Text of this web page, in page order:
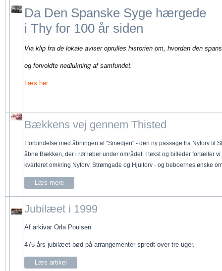
Da Den Spanske Syge hærgede
i Thy for 100 år siden
Via klip fra de lokale aviser oprulles historien om, hvordan den
og forvoldte nedlukning af samfundet.
Læs her
Bækkens vej gennem Thisted
I forbindelse med åbningen af "Smedjen" - den ny passage fra Nytorv til
åbne Bækken, der i rør løber under området. I tekst og billeder fortæller
kvarteret omkring Nytorv, Strømgade og Hjultorv - og beboernes ønske
Læs mere
Jubilæet i 1999
Af arkivar Orla Poulsen
475 års jubilæet bød på arrangementer spredt over tre uger.
Læs artikel